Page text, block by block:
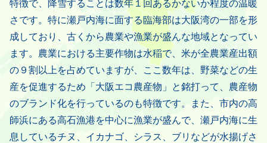
特徴で、降雪することは数年１回あるかないか程度の温暖
さです。特に瀬戸内海に面する臨海部は大阪湾の一部を形
成しており、古くから農業や漁業が盛んな地域となってい
ます。農業における主要作物は水稲で、米が全農業産出額
の９割以上を占めていますが、ここ数年は、野菜などの生
産を促進するため「大阪エコ農産物」と銘打って、農産物
のブランド化を行っているのも特徴です。また、市内の高
師浜にある高石漁港を中心に漁業が盛んで、瀬戸内海に生
息しているチヌ、イカナゴ、シラス、ブリなどが水揚げさ